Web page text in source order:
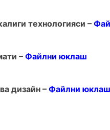
технологияси –
–Файлни юклаш
дизайн –Файлни юклаш